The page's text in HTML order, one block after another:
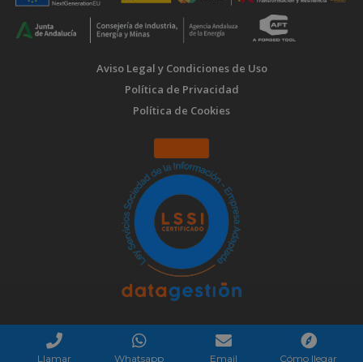
Llamar Whatsapp Email Cómo llegar
Aviso Legal y Condiciones de Uso
Política de Privacidad
Política de Cookies